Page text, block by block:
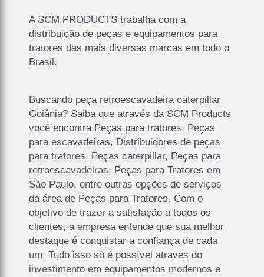
A SCM PRODUCTS trabalha com a
distribuição de peças e equipamentos para
tratores das mais diversas marcas em todo o
Brasil.
Buscando peça retroescavadeira caterpillar
Goiânia? Saiba que através da SCM Products
você encontra Peças para tratores, Peças
para escavadeiras, Distribuidores de peças
para tratores, Peças caterpillar, Peças para
retroescavadeiras, Peças para Tratores em
São Paulo, entre outras opções de serviços
da área de Peças para Tratores. Com o
objetivo de trazer a satisfação a todos os
clientes, a empresa entende que sua melhor
destaque é conquistar a confiança de cada
um. Tudo isso só é possível através do
investimento em equipamentos modernos e